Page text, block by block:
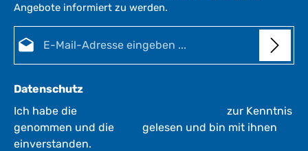
Angebote informiert zu werden.
Datenschutz
Ich habe die
zur Kenntnis
genommen und die
gelesen und bin mit ihnen
einverstanden.